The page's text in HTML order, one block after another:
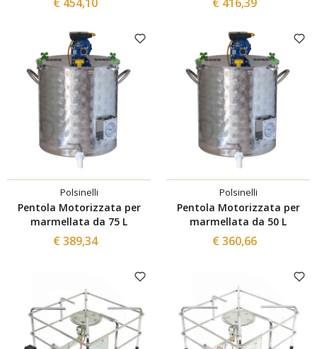
Polsinelli
Pentola Motorizzata per
marmellata da 75 L
€ 389,34
Polsinelli
Pentola Motorizzata per
marmellata da 50 L
€ 360,66